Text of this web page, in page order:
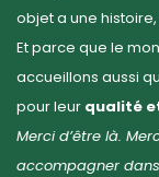
objet a une
Et parce que le
accueillons aussi
pour leur qualité
Merci d’être là.
accompagner